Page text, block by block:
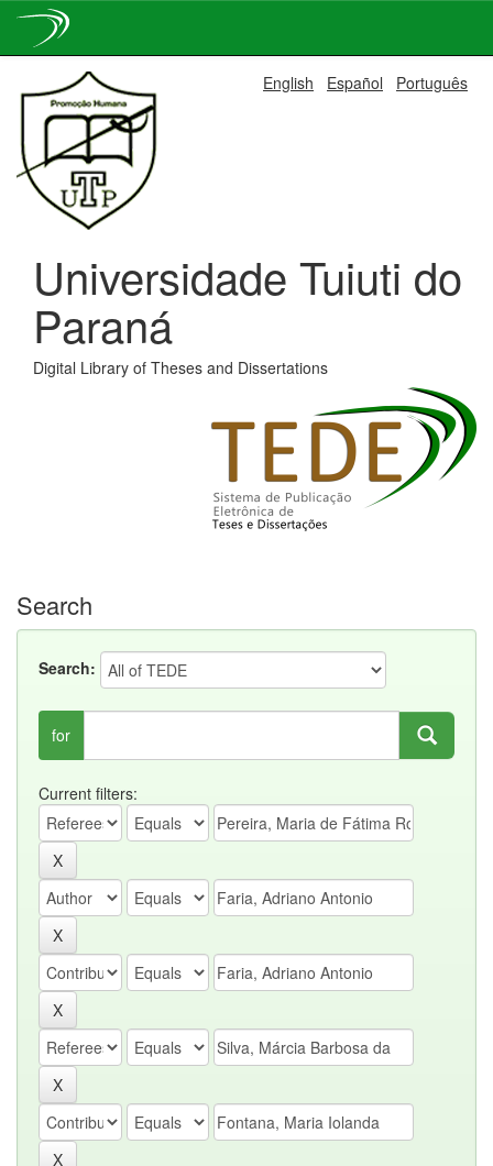
navigation
English Español Português
Universidade Tuiuti do
Paraná
Digital Library of Theses and Dissertations
Search
Search:
for
Current filters: